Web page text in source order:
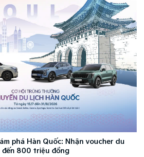
phá Hàn Quốc: Nhận voucher du
800 triệu đồng